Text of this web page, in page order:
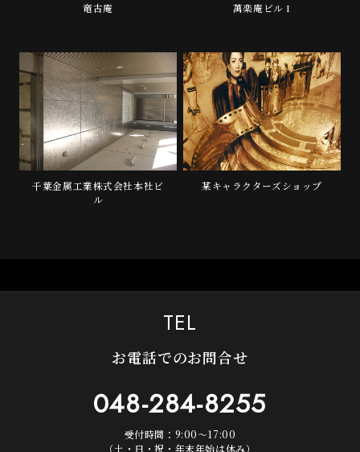
竜古庵 萬楽庵ビル I
千葉金属工業株式会社本社ビ
ル
某キャラクターズショップ
TEL
お電話でのお問合せ
048-284-8255
受付時間：9:00～17:00
（土・日・祝・年末年始は休み）